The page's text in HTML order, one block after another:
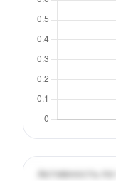
Активность